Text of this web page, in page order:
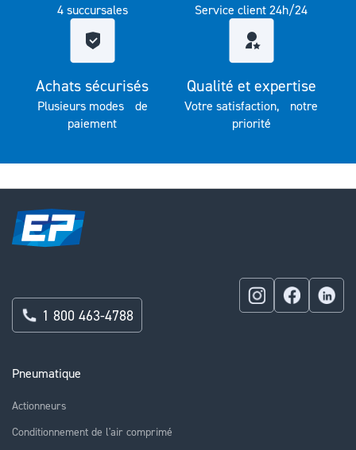
4 succursales Service client 24h/24
Achats sécurisés
Plusieurs modes de
paiement
Qualité et expertise
Votre satisfaction, notre
priorité
Pneumatique
Actionneurs
Conditionnement de l'air comprimé
1 800 463-4788